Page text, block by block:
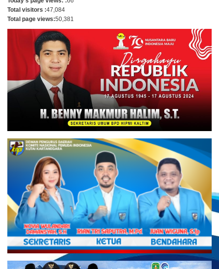
Total visitors :47,084
Total page views:50,381